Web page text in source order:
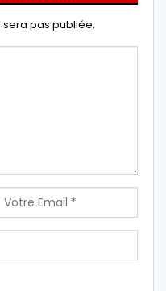
pas publiée.